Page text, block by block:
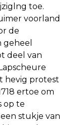
toe.
voorland
de
geheel
deel van
hevig protest
ertoe om
op te
stukje van